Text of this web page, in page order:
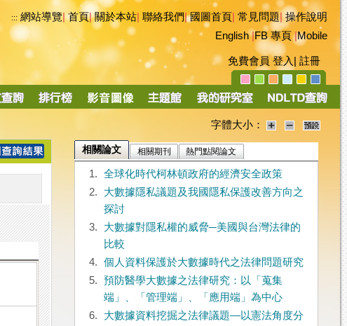
::: 網站導覽|首頁|關於本站 聯絡我們|國圖首頁 常見問題|操作說明
English|FB 專頁|Mobile
免費會員 登入 註冊
字體大小：
相關論文 相關期刊 熱門點閱論文
1.
全球化時代柯林頓政府的經濟安全政策
2.
大數據隱私議題及我國隱私保護改善方向之
探討
3.
大數據對隱私權的威脅─美國與台灣法律的
比較
4.
個人資料保護於大數據時代之法律問題研究
5.
預防醫學大數據之法律研究：以「蒐集
端」、「管理端」、「應用端」為中心
6.
大數據資料挖掘之法律議題—以憲法角度分